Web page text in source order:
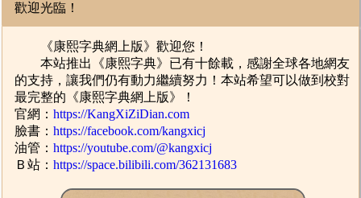
歡迎光臨！
《康熙字典網上版》歡迎您！
本站推出《康熙字典》已有十餘載，感謝全球各地網友
的支持，讓我們仍有動力繼續努力！本站希望可以做到校對
最完整的《康熙字典網上版》！
官網：https://KangXiZiDian.com
臉書：https://facebook.com/kangxicj
油管：https://youtube.com/@kangxicj
Ｂ站：https://space.bilibili.com/362131683